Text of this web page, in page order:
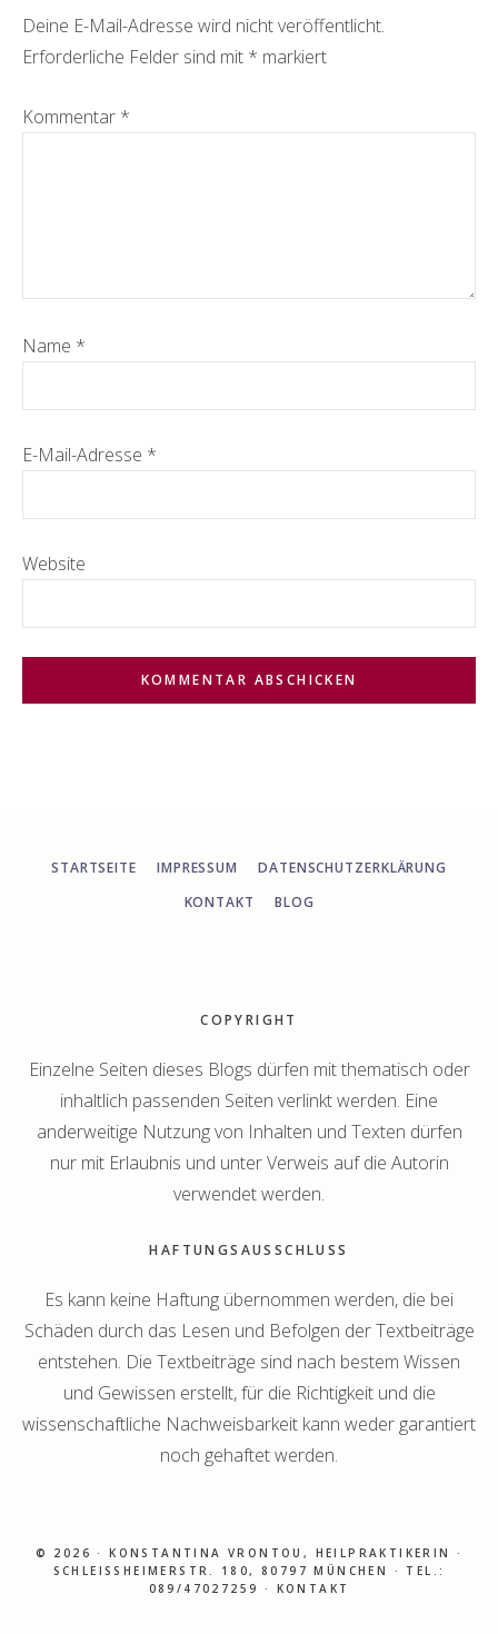
Deine E-Mail-Adresse wird nicht veröffentlicht.
Erforderliche Felder sind mit * markiert
Kommentar *
Name *
E-Mail-Adresse *
Website
STARTSEITE IMPRESSUM
DATENSCHUTZERKLÄRUNG
KONTAKT
BLOG
COPYRIGHT
Einzelne Seiten dieses Blogs dürfen mit thematisch oder
inhaltlich passenden Seiten verlinkt werden. Eine
anderweitige Nutzung von Inhalten und Texten dürfen
nur mit Erlaubnis und unter Verweis auf die Autorin
verwendet werden.
HAFTUNGSAUSSCHLUSS
Es kann keine Haftung übernommen werden, die bei
Schäden durch das Lesen und Befolgen der Textbeiträge
entstehen. Die Textbeiträge sind nach bestem Wissen
und Gewissen erstellt, für die Richtigkeit und die
wissenschaftliche Nachweisbarkeit kann weder garantiert
noch gehaftet werden.
© 2026 ·KONSTANTINA VRONTOU, HEILPRAKTIKERIN
·
SCHLEISSHEIMERSTR. 180, 80797 MÜNCHEN · TEL.: 0
89/47027259 ·
KONTAKT